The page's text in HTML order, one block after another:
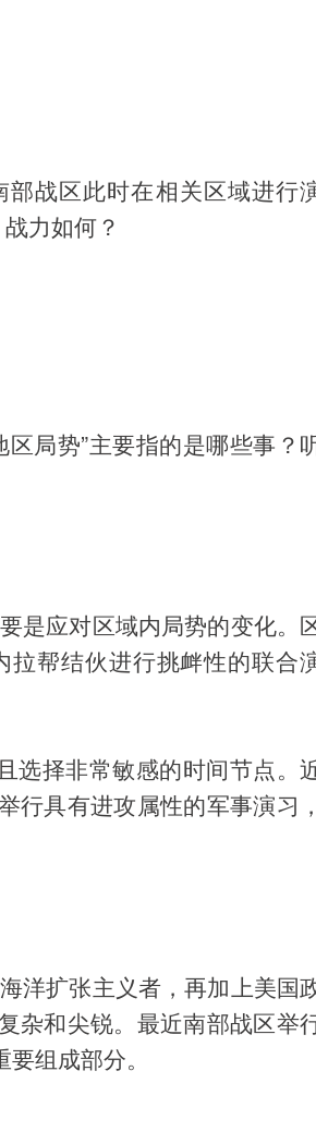
战区此时在相关区域进行
力如何？
局势”主要指的是哪些事？
是应对区域内局势的变化。
帮结伙进行挑衅性的联合
选择非常敏感的时间节点。
行具有进攻属性的军事演习，
洋扩张主义者，再加上美国
杂和尖锐。最近南部战区举
组成部分。